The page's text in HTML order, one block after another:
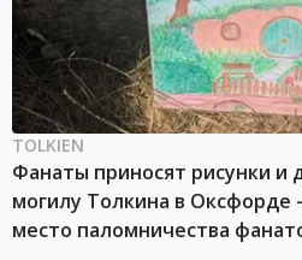
TOLKIEN
Фанаты приносят рисунки и
могилу Толкина в Оксфорде
место паломничества